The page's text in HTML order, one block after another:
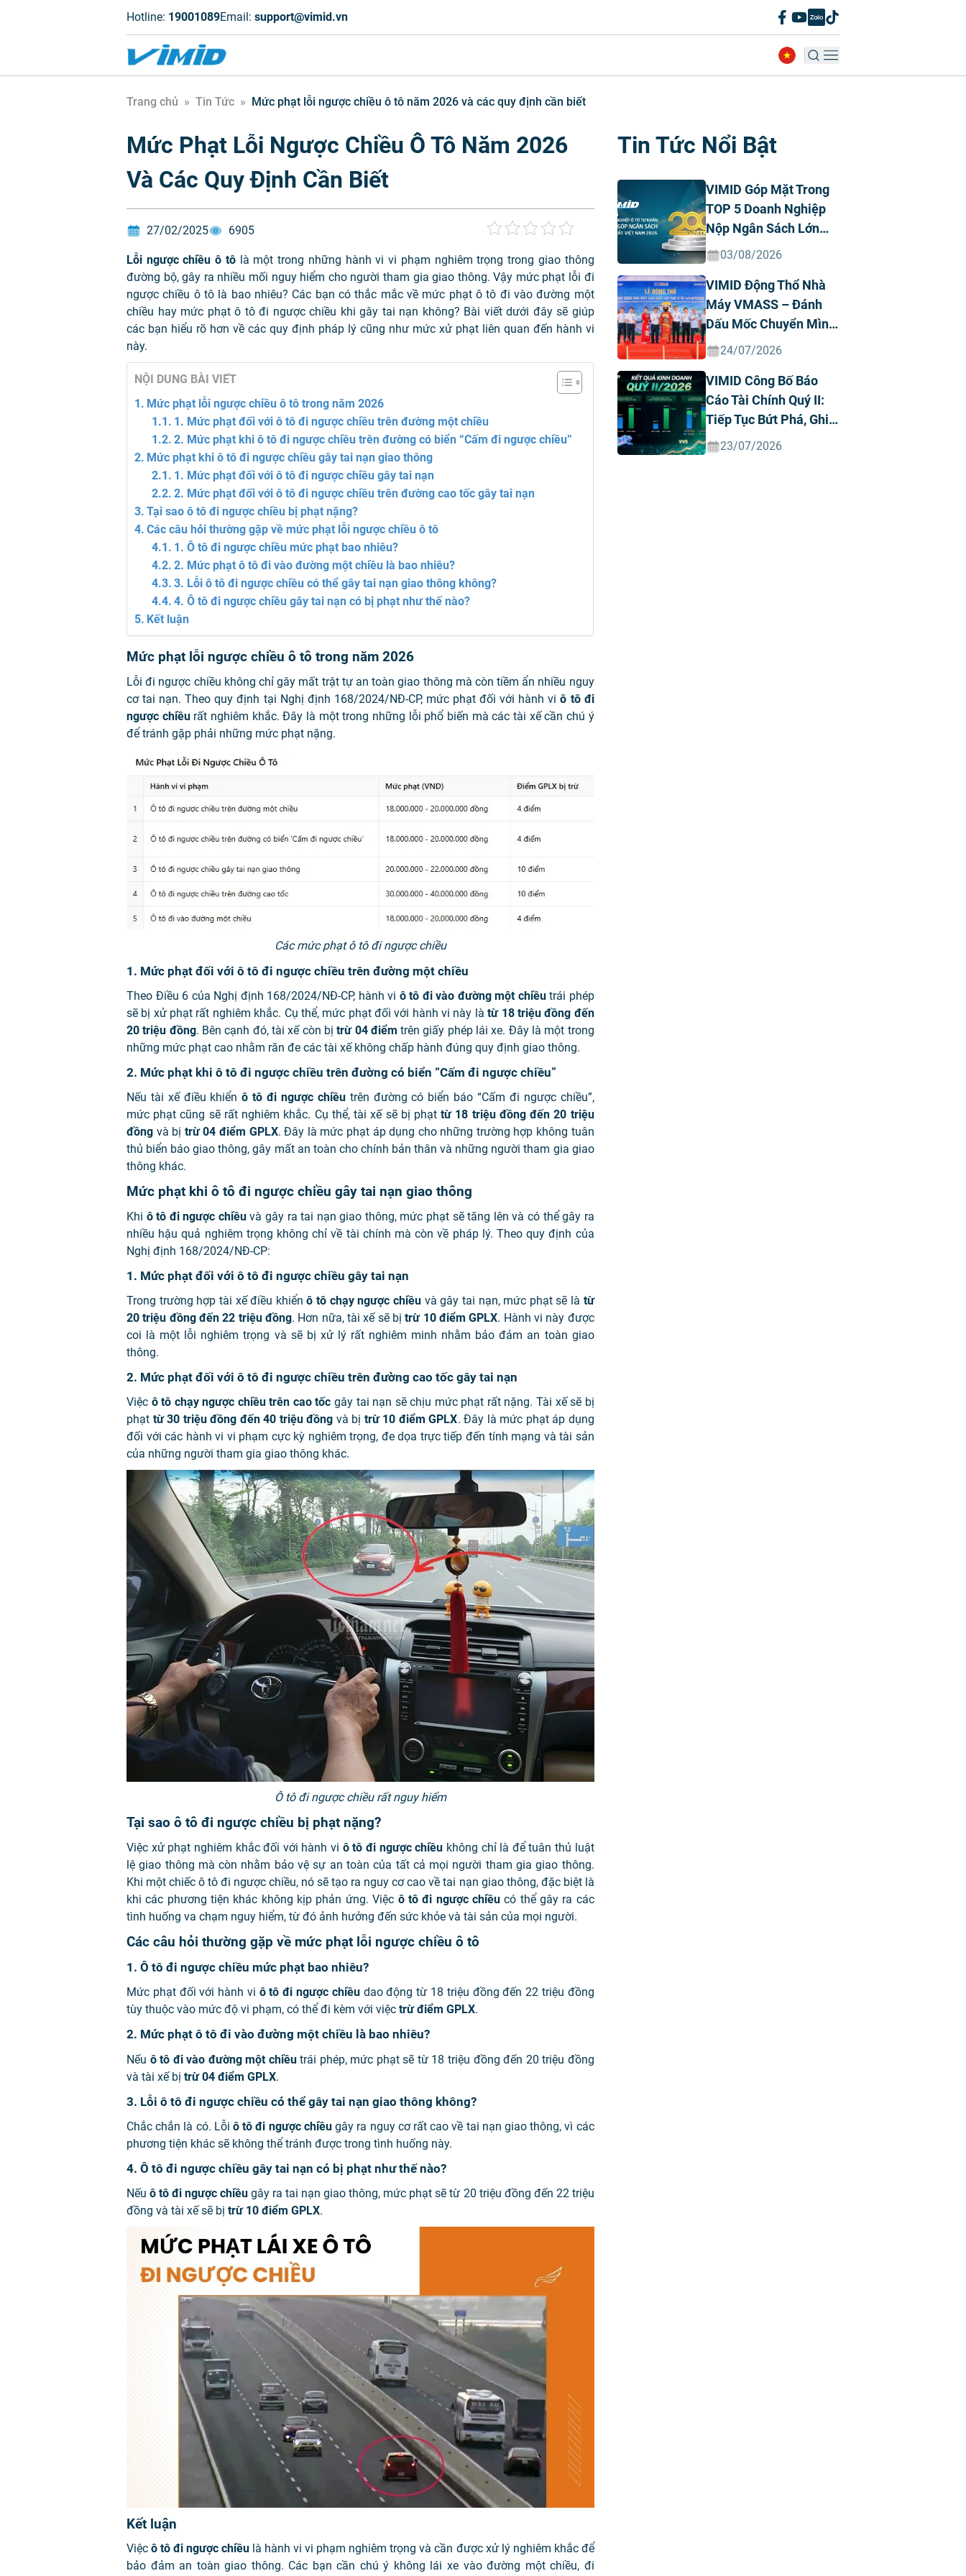
Hotline: 19001089Email: support@vimid.vn
Trang chủ » Tin Tức » Mức phạt lỗi ngược chiều ô tô năm 2026 và các quy định cần biết
Mức Phạt Lỗi Ngược Chiều Ô Tô Năm 2026
Và Các Quy Định Cần Biết
27/02/2025 6905
Lỗi ngược chiều ô tôlà một trong những hành vi vi phạm nghiêm trọng trong giao thông
đường bộ, gây ra nhiều mối nguy hiểm cho người tham gia giao thông. Vậy mức phạt lỗi đi
ngược chiều ô tô là bao nhiêu? Các bạn có thắc mắc về mức phạt ô tô đi vào đường một
chiều hay mức phạt ô tô đi ngược chiều khi gây tai nạn không? Bài viết dưới đây sẽ giúp
các bạn hiểu rõ hơn về các quy định pháp lý cũng như mức xử phạt liên quan đến hành vi
này.
NỘI DUNG BÀI VIẾT
Mức phạt lỗi ngược chiều ô tô trong năm 2026
1. Mức phạt đối với ô tô đi ngược chiều trên đường một chiều
2. Mức phạt khi ô tô đi ngược chiều trên đường có biển “Cấm đi ngược chiều”
Mức phạt khi ô tô đi ngược chiều gây tai nạn giao thông
1. Mức phạt đối với ô tô đi ngược chiều gây tai nạn
2. Mức phạt đối với ô tô đi ngược chiều trên đường cao tốc gây tai nạn
Tại sao ô tô đi ngược chiều bị phạt nặng?
Các câu hỏi thường gặp về mức phạt lỗi ngược chiều ô tô
1. Ô tô đi ngược chiều mức phạt bao nhiêu?
2. Mức phạt ô tô đi vào đường một chiều là bao nhiêu?
3. Lỗi ô tô đi ngược chiều có thể gây tai nạn giao thông không?
4. Ô tô đi ngược chiều gây tai nạn có bị phạt như thế nào?
Kết luận
Mức phạt lỗi ngược chiều ô tô trong năm 2026
Lỗi đi ngược chiều không chỉ gây mất trật tự an toàn giao thông mà còn tiềm ẩn nhiều nguy
cơ tai nạn. Theo quy định tại Nghị định 168/2024/NĐ-CP, mức phạt đối với hành viô tô đi
ngược chiềurất nghiêm khắc. Đây là một trong những lỗi phổ biến mà các tài xế cần chú ý
để tránh gặp phải những mức phạt nặng.
Các mức phạt ô tô đi ngược chiều
1. Mức phạt đối với ô tô đi ngược chiều trên đường một chiều
Theo Điều 6 của Nghị định 168/2024/NĐ-CP, hành vi ô tô đi vào đường một chiềutrái phép
sẽ bị xử phạt rất nghiêm khắc. Cụ thể, mức phạt đối với hành vi này làtừ 18 triệu đồng đến
20 triệu đồng. Bên cạnh đó, tài xế còn bịtrừ 04 điểm trên giấy phép lái xe. Đây là một trong
những mức phạt cao nhằm răn đe các tài xế không chấp hành đúng quy định giao thông.
2. Mức phạt khi ô tô đi ngược chiều trên đường có biển “Cấm đi ngược chiều”
Nếu tài xế điều khiểnô tô đi ngược chiềutrên đường có biển báo “Cấm đi ngược chiều”,
mức phạt cũng sẽ rất nghiêm khắc. Cụ thể, tài xế sẽ bị phạttừ 18 triệu đồng đến 20 triệu
đồng và bị trừ 04 điểm GPLX. Đây là mức phạt áp dụng cho những trường hợp không tuân
thủ biển báo giao thông, gây mất an toàn cho chính bản thân và những người tham gia giao
thông khác.
Mức phạt khi ô tô đi ngược chiều gây tai nạn giao thông
Khi ô tô đi ngược chiềuvà gây ra tai nạn giao thông, mức phạt sẽ tăng lên và có thể gây ra
nhiều hậu quả nghiêm trọng không chỉ về tài chính mà còn về pháp lý. Theo quy định của
Nghị định 168/2024/NĐ-CP:
1. Mức phạt đối với ô tô đi ngược chiều gây tai nạn
Trong trường hợp tài xế điều khiểnô tô chạy ngược chiềuvà gây tai nạn, mức phạt sẽ là từ
20 triệu đồng đến 22 triệu đồng. Hơn nữa, tài xế sẽ bịtrừ 10 điểm GPLX. Hành vi này được
coi là một lỗi nghiêm trọng và sẽ bị xử lý rất nghiêm minh nhằm bảo đảm an toàn giao
thông.
2. Mức phạt đối với ô tô đi ngược chiều trên đường cao tốc gây tai nạn
Việc ô tô chạy ngược chiều trên cao tốc gây tai nạn sẽ chịu mức phạt rất nặng. Tài xế sẽ bị
phạt từ 30 triệu đồng đến 40 triệu đồng và bị trừ 10 điểm GPLX. Đây là mức phạt áp dụng
đối với các hành vi vi phạm cực kỳ nghiêm trọng, đe dọa trực tiếp đến tính mạng và tài sản
của những người tham gia giao thông khác.
Ô tô đi ngược chiều rất nguy hiểm
Tại sao ô tô đi ngược chiều bị phạt nặng?
Việc xử phạt nghiêm khắc đối với hành vi ô tô đi ngược chiều không chỉ là để tuân thủ luật
lệ giao thông mà còn nhằm bảo vệ sự an toàn của tất cả mọi người tham gia giao thông.
Khi một chiếc ô tô đi ngược chiều, nó sẽ tạo ra nguy cơ cao về tai nạn giao thông, đặc biệt là
khi các phương tiện khác không kịp phản ứng. Việc ô tô đi ngược chiềucó thể gây ra các
tình huống va chạm nguy hiểm, từ đó ảnh hưởng đến sức khỏe và tài sản của mọi người.
Các câu hỏi thường gặp về mức phạt lỗi ngược chiều ô tô
1. Ô tô đi ngược chiều mức phạt bao nhiêu?
Mức phạt đối với hành vi ô tô đi ngược chiềudao động từ 18 triệu đồng đến 22 triệu đồng
tùy thuộc vào mức độ vi phạm, có thể đi kèm với việc trừ điểm GPLX.
2. Mức phạt ô tô đi vào đường một chiều là bao nhiêu?
Nếu ô tô đi vào đường một chiềutrái phép, mức phạt sẽ từ 18 triệu đồng đến 20 triệu đồng
và tài xế bị trừ 04 điểm GPLX.
3. Lỗi ô tô đi ngược chiều có thể gây tai nạn giao thông không?
Chắc chắn là có. Lỗiô tô đi ngược chiềugây ra nguy cơ rất cao về tai nạn giao thông, vì các
phương tiện khác sẽ không thể tránh được trong tình huống này.
4. Ô tô đi ngược chiều gây tai nạn có bị phạt như thế nào?
Nếuô tô đi ngược chiều gây ra tai nạn giao thông, mức phạt sẽ từ 20 triệu đồng đến 22 triệu
đồng và tài xế sẽ bị trừ 10 điểm GPLX.
Kết luận
Việcô tô đi ngược chiều là hành vi vi phạm nghiêm trọng và cần được xử lý nghiêm khắc để
bảo đảm an toàn giao thông. Các bạn cần chú ý không lái xe vào đường một chiều, đi
Tin Tức Nổi Bật
VIMID Góp Mặt Trong
TOP 5 Doanh Nghiệp
Nộp Ngân Sách Lớn
Nhất Việt Nam Năm
Nhân
03/08/2026
VIMID Động Thổ Nhà
Máy VMASS – Đánh
Dấu Mốc Chuyển Mình
Chiến Lược
24/07/2026
VIMID Công Bố Báo
Cáo Tài Chính Quý II:
Tiếp Tục Bứt Phá, Ghi
Nhận Doanh Thu Và
23/07/2026